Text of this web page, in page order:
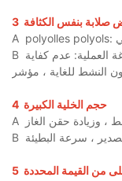
3
A
B
4 حجم الخلية الكبيرة
A
B
5 من القيمة المحددة